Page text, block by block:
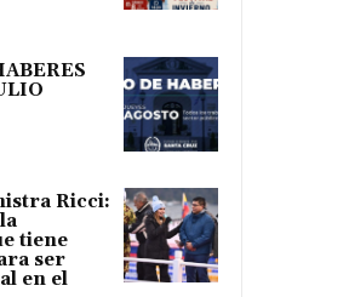
Ricci:
tiene
ser
en el